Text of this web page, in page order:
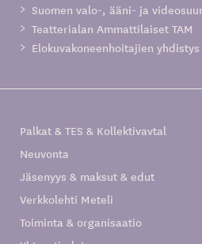
Suomen valo-, ääni- ja
Teatterialan Ammattilaiset TAM
Elokuvakoneenhoitajien yhdistys
Palkat & TES & Kollektivavtal
Neuvonta
Jäsenyys & maksut & edut
Verkkolehti Meteli
Toiminta & organisaatio